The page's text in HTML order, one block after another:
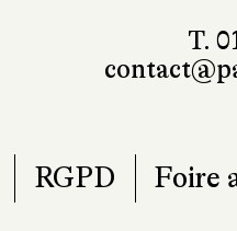
T.
RGPD Foire